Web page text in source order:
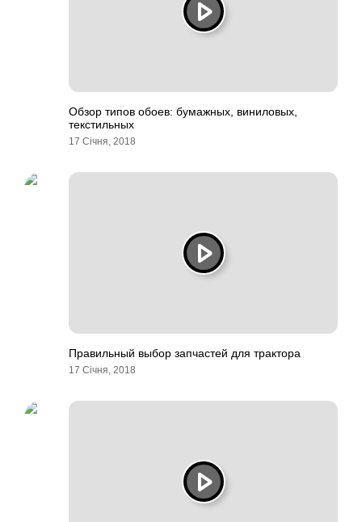
Обзор типов обоев: бумажных, виниловых,
текстильных
17 Січня, 2018
Правильный выбор запчастей для трактора
17 Січня, 2018